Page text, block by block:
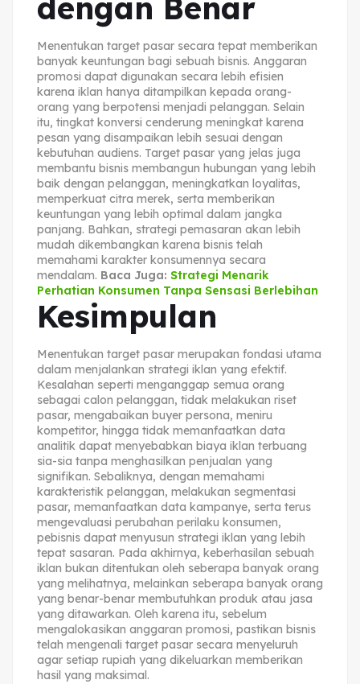
dengan Benar
Menentukan target pasar secara tepat memberikan
banyak keuntungan bagi sebuah bisnis. Anggaran
promosi dapat digunakan secara lebih efisien
karena iklan hanya ditampilkan kepada orang-
orang yang berpotensi menjadi pelanggan. Selain
itu, tingkat konversi cenderung meningkat karena
pesan yang disampaikan lebih sesuai dengan
kebutuhan audiens. Target pasar yang jelas juga
membantu bisnis membangun hubungan yang lebih
baik dengan pelanggan, meningkatkan loyalitas,
memperkuat citra merek, serta memberikan
keuntungan yang lebih optimal dalam jangka
panjang. Bahkan, strategi pemasaran akan lebih
mudah dikembangkan karena bisnis telah
memahami karakter konsumennya secara
mendalam. Baca Juga: Strategi Menarik
Perhatian Konsumen Tanpa Sensasi Berlebihan
Kesimpulan
Menentukan target pasar merupakan fondasi utama
dalam menjalankan strategi iklan yang efektif.
Kesalahan seperti menganggap semua orang
sebagai calon pelanggan, tidak melakukan riset
pasar, mengabaikan buyer persona, meniru
kompetitor, hingga tidak memanfaatkan data
analitik dapat menyebabkan biaya iklan terbuang
sia-sia tanpa menghasilkan penjualan yang
signifikan. Sebaliknya, dengan memahami
karakteristik pelanggan, melakukan segmentasi
pasar, memanfaatkan data kampanye, serta terus
mengevaluasi perubahan perilaku konsumen,
pebisnis dapat menyusun strategi iklan yang lebih
tepat sasaran. Pada akhirnya, keberhasilan sebuah
iklan bukan ditentukan oleh seberapa banyak orang
yang melihatnya, melainkan seberapa banyak orang
yang benar-benar membutuhkan produk atau jasa
yang ditawarkan. Oleh karena itu, sebelum
mengalokasikan anggaran promosi, pastikan bisnis
telah mengenali target pasar secara menyeluruh
agar setiap rupiah yang dikeluarkan memberikan
hasil yang maksimal.